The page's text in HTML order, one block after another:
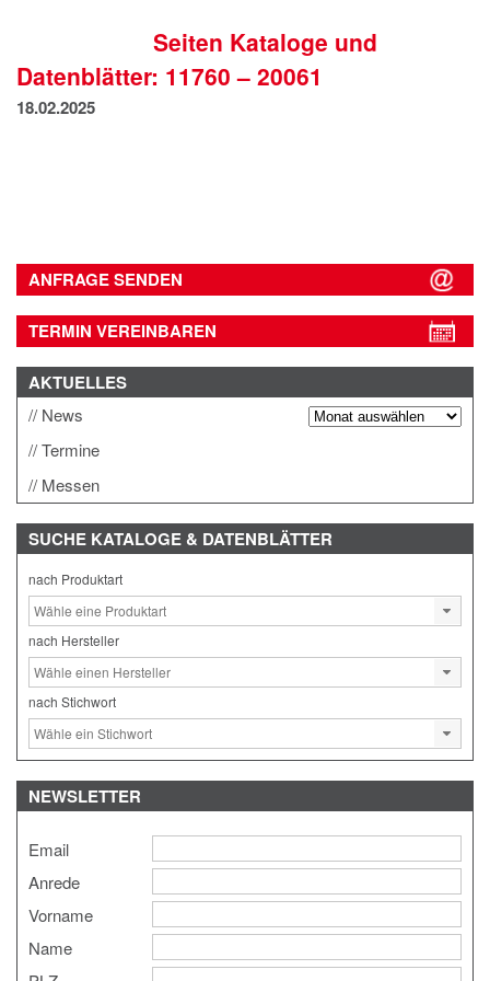
DATENSCHUTZSeiten Kataloge und
Datenblätter: 11760 – 20061
18.02.2025
ANFRAGE SENDEN
TERMIN VEREINBAREN
AKTUELLES
News
Termine
Messen
SUCHE KATALOGE & DATENBLÄTTER
nach Produktart
nach Hersteller
nach Stichwort
NEWSLETTER
Email
Anrede
Vorname
Name